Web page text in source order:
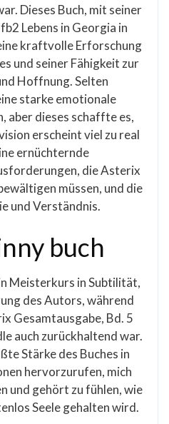
Dieses Buch, mit seiner
Lebens in Georgia in
kraftvolle Erforschung
und seiner Fähigkeit zur
Hoffnung. Selten
starke emotionale
aber dieses schaffte es,
erscheint viel zu real
ernüchternde
die Asterix
müssen, und die
und Verständnis.
buch
Meisterkurs in Subtilität,
des Autors, während
Gesamtausgabe, Bd. 5
auch zurückhaltend war.
Stärke des Buches in
hervorzurufen, mich
und gehört zu fühlen, wie
Seele gehalten wird.